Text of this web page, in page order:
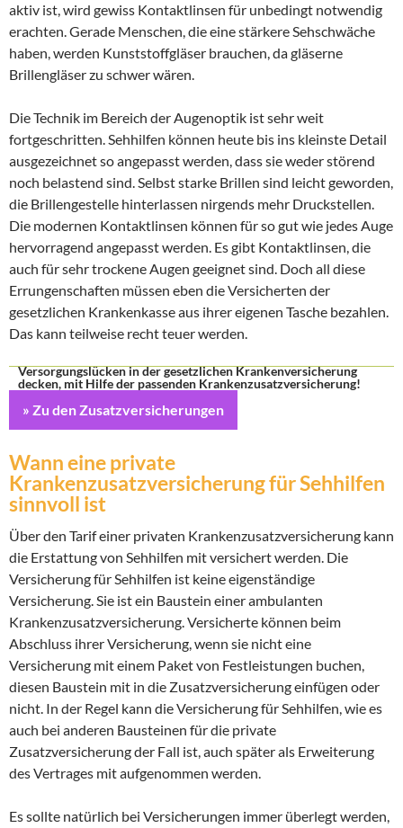
aktiv ist, wird gewiss Kontaktlinsen für unbedingt notwendig
erachten. Gerade Menschen, die eine stärkere Sehschwäche
haben, werden Kunststoffgläser brauchen, da gläserne
Brillengläser zu schwer wären.
Die Technik im Bereich der Augenoptik ist sehr weit
fortgeschritten. Sehhilfen können heute bis ins kleinste Detail
ausgezeichnet so angepasst werden, dass sie weder störend
noch belastend sind. Selbst starke Brillen sind leicht geworden,
die Brillengestelle hinterlassen nirgends mehr Druckstellen.
Die modernen Kontaktlinsen können für so gut wie jedes Auge
hervorragend angepasst werden. Es gibt Kontaktlinsen, die
auch für sehr trockene Augen geeignet sind. Doch all diese
Errungenschaften müssen eben die Versicherten der
gesetzlichen Krankenkasse aus ihrer eigenen Tasche bezahlen.
Das kann teilweise recht teuer werden.
Versorgungslücken in der gesetzlichen Krankenversicherung
decken, mit Hilfe der passenden Krankenzusatzversicherung!
» Zu den Zusatzversicherungen
Wann eine private
Krankenzusatzversicherung für Sehhilfen
sinnvoll ist
Über den Tarif einer privaten Krankenzusatzversicherung kann
die Erstattung von Sehhilfen mit versichert werden. Die
Versicherung für Sehhilfen ist keine eigenständige
Versicherung. Sie ist ein Baustein einer ambulanten
Krankenzusatzversicherung. Versicherte können beim
Abschluss ihrer Versicherung, wenn sie nicht eine
Versicherung mit einem Paket von Festleistungen buchen,
diesen Baustein mit in die Zusatzversicherung einfügen oder
nicht. In der Regel kann die Versicherung für Sehhilfen, wie es
auch bei anderen Bausteinen für die private
Zusatzversicherung der Fall ist, auch später als Erweiterung
des Vertrages mit aufgenommen werden.
Es sollte natürlich bei Versicherungen immer überlegt werden,